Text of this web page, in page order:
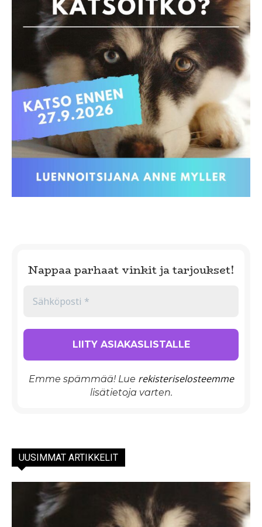
Nappaa parhaat vinkit ja tarjoukset!
Emme spämmää! Lue rekisteriselosteemme
lisätietoja varten.
UUSIMMAT ARTIKKELIT